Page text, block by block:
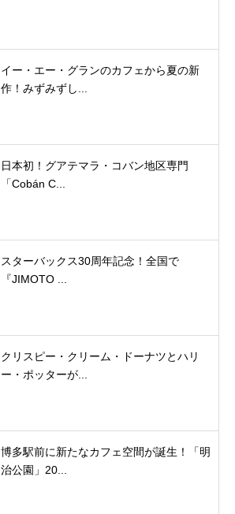
イー・エー・グランのカフェから夏の新
作！みずみずし...
日本初！グアテマラ・コバン地区専門
「Cobán C...
スターバックス30周年記念！全国で
『JIMOTO ...
クリスピー・クリーム・ドーナツとハリ
ー・ポッターが...
博多駅前に新たなカフェ空間が誕生！「明
治公園」20...